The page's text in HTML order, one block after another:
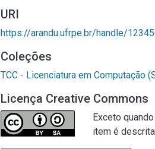
URI
https://arandu.ufrpe.br/handle/
Coleções
TCC - Licenciatura em Computação
Licença Creative Commons
Exceto
item é